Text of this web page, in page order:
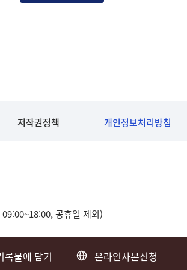
록물에 담기 온라인사본신청
저작권정책 개인정보처리방침
공휴일 제외)
광주 062-975-5791